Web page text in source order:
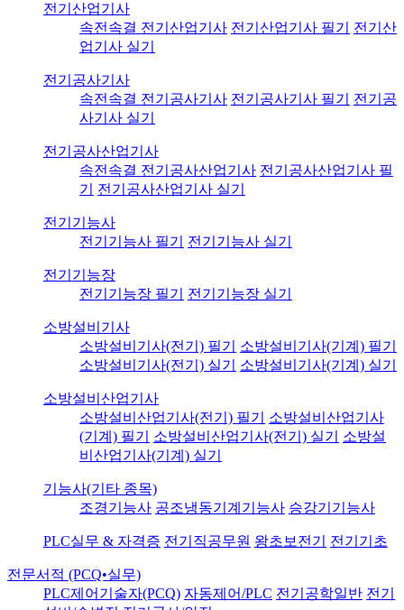
전기산업기사
속전속결 전기산업기사 전기산업기사 필기
전기산
업기사 실기
전기공사기사
속전속결 전기공사기사 전기공사기사 필기
전기공
사기사 실기
전기공사산업기사
속전속결 전기공사산업기사 전기공사산업기사 필
기
전기공사산업기사 실기
전기기능사
전기기능사 필기
전기기능사 실기
전기기능장
전기기능장 필기
전기기능장 실기
소방설비기사
소방설비기사(전기) 필기
소방설비기사(기계) 필기
소방설비기사(전기) 실기
소방설비기사(기계) 실기
소방설비산업기사
소방설비산업기사(전기) 필기
소방설비산업기사
(기계) 필기
소방설비산업기사(전기) 실기
소방설
비산업기사(기계) 실기
기능사(기타 종목)
조경기능사 공조냉동기계기능사 승강기기능사
PLC실무 & 자격증 전기직공무원 왕초보전기 전기기초
전문서적 (PCQ•실무)
PLC제어기술자(PCQ) 자동제어/PLC 전기공학일반 전기